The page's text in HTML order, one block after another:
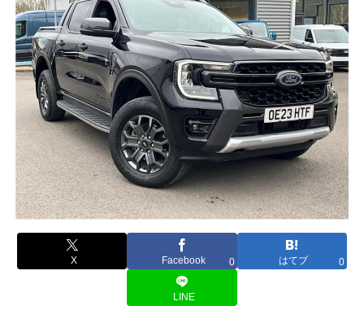
X Facebook 0 はてブ 0
LINE